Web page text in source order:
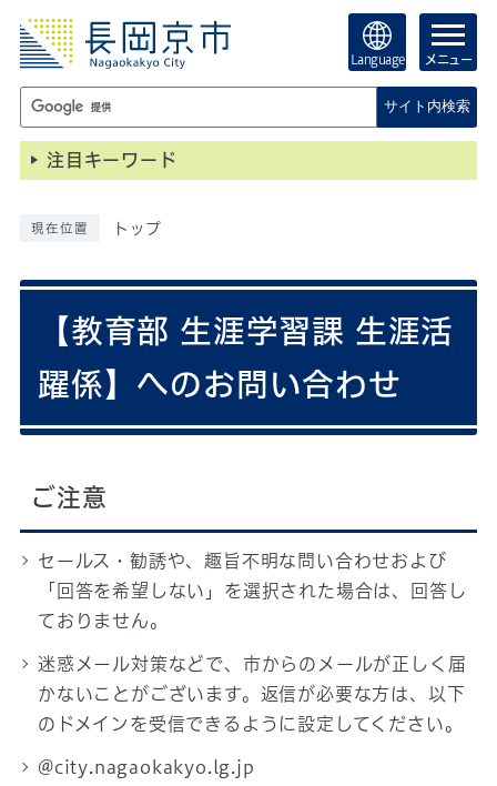
Language メニュー
サイト内検索
注目キーワード
現在位置 トップ
【教育部 生涯学習課 生涯活
躍係】へのお問い合わせ
ご注意
セールス・勧誘や、趣旨不明な問い合わせおよび
「回答を希望しない」を選択された場合は、回答し
ておりません。
迷惑メール対策などで、市からのメールが正しく届
かないことがございます。返信が必要な方は、以下
のドメインを受信できるように設定してください。
@city.nagaokakyo.lg.jp